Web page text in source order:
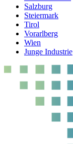
Salzburg
Steiermark
Tirol
Vorarlberg
Wien
Junge Industrie